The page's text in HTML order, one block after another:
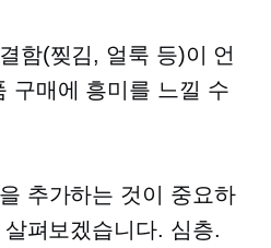
함(찢김, 얼룩 등)이 언
구매에 흥미를 느낄 수
추가하는 것이 중요하
펴보겠습니다. 심층.